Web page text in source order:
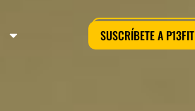
SUSCRÍBETE A P13FIT